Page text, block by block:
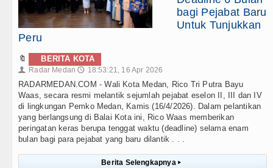
bagi Pejabat Baru
Untuk Tunjukkan
Peru
🔖 BERITA KOTA
👤 Radar Medan 🕔 18:53:21, 16 Apr 2026
RADARMEDAN.COM - Wali Kota Medan, Rico Tri Putra Bayu
Waas, secara resmi melantik sejumlah pejabat eselon II, III dan IV
di lingkungan Pemko Medan, Kamis (16/4/2026). Dalam pelantikan
yang berlangsung di Balai Kota ini, Rico Waas memberikan
peringatan keras berupa tenggat waktu (deadline) selama enam
bulan bagi para pejabat yang baru dilantik . . .
Berita Selengkapnya ▸